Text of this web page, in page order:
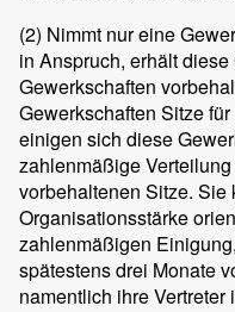
(2) Nimmt nur eine
in Anspruch, erhält
Gewerkschaften
Gewerkschaften Sitze
einigen sich diese
zahlenmäßige
vorbehaltenen Sitze.
Organisationsstärke
zahlenmäßigen
spätestens drei Monate
namentlich ihre Vertreter